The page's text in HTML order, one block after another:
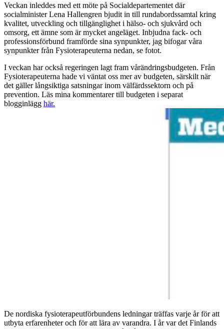
Veckan inleddes med ett möte på Socialdepartementet där
socialminister Lena Hallengren bjudit in till rundabordssamtal kring
kvalitet, utveckling och tillgänglighet i hälso- och sjukvård och
omsorg, ett ämne som är mycket angeläget. Inbjudna fack- och
professionsförbund framförde sina synpunkter, jag bifogar våra
synpunkter från Fysioterapeuterna nedan, se fotot.
I veckan har också regeringen lagt fram vårändringsbudgeten. Från
Fysioterapeuterna hade vi väntat oss mer av budgeten, särskilt när
det gäller långsiktiga satsningar inom välfärdssektorn och på
prevention. Läs mina kommentarer till budgeten i separat
blogginlägg här.
De nordiska fysioterapeutförbundens ledningar träffas varje år för att
utbyta erfarenheter och för att lära av varandra. I år var det Finlands